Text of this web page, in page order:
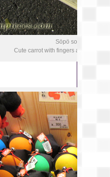
Söpö
Cute carrot with fingers at